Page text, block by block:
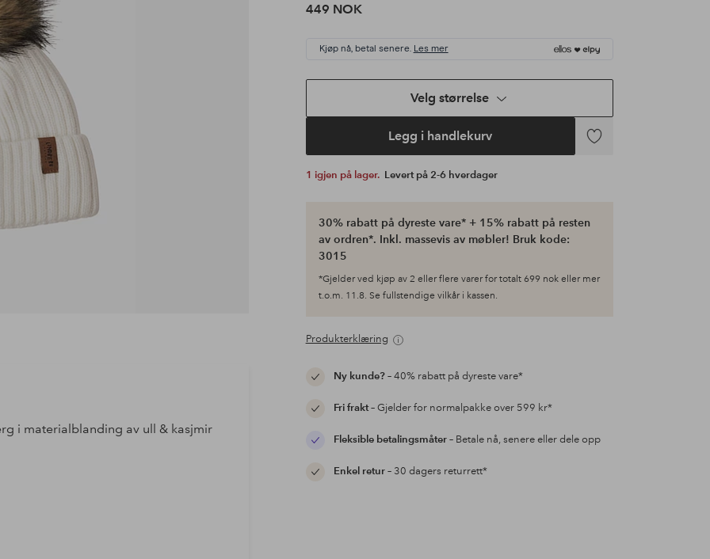
449 NOK
Kjøp nå, betal senere. Les mer
Velg størrelse
Legg i handlekurv
Legg
1 igjen på lager. Levert på 2-6 hverdager
30% rabatt på dyreste vare* + 15% rabatt på resten
av ordren*. Inkl. massevis av møbler! Bruk kode:
3015
*Gjelder ved kjøp av 2 eller flere varer for totalt 699 nok eller mer
t.o.m. 11.8. Se fullstendige vilkår i kassen.
Produkterklæring
Ny kunde?– 40% rabatt på dyreste vare*
Fri frakt– Gjelder for normalpakke over 599 kr*
Fleksible betalingsmåter– Betale nå, senere eller dele opp
Enkel retur– 30 dagers returrett*
i materialblanding av ull & kasjmir